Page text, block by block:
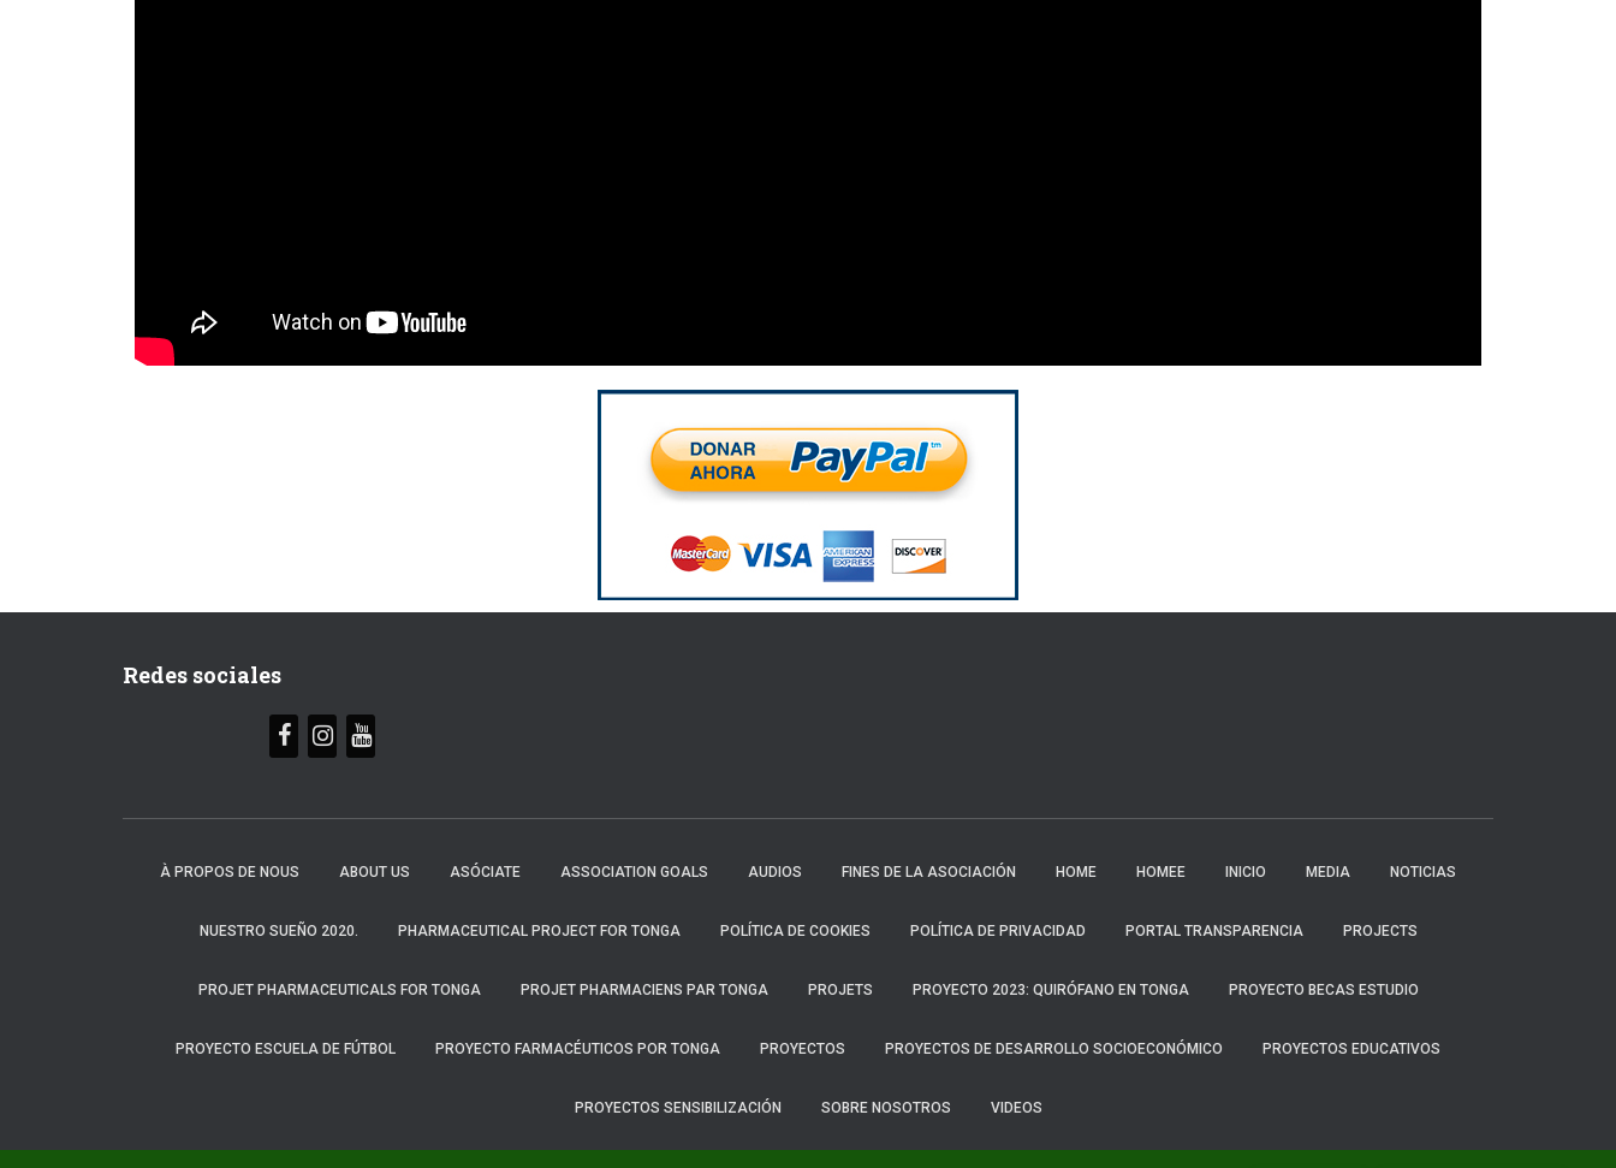
Redes sociales
À PROPOS DE NOUS ABOUT US ASÓCIATE ASSOCIATION GOALS AUDIOS FINES DE LA ASOCIACIÓN HOME HOMEE INICIO MEDIA NOTICIAS
NUESTRO SUEÑO 2020. PHARMACEUTICAL PROJECT FOR TONGA POLÍTICA DE COOKIES POLÍTICA DE PRIVACIDAD PORTAL TRANSPARENCIA PROJECTS
PROJET PHARMACEUTICALS FOR TONGA PROJET PHARMACIENS PAR TONGA PROJETS PROYECTO 2023: QUIRÓFANO EN TONGA PROYECTO BECAS ESTUDIO
PROYECTO ESCUELA DE FÚTBOL PROYECTO FARMACÉUTICOS POR TONGA PROYECTOS PROYECTOS DE DESARROLLO SOCIOECONÓMICO PROYECTOS EDUCATIVOS
PROYECTOS SENSIBILIZACIÓN SOBRE NOSOTROS VIDEOS